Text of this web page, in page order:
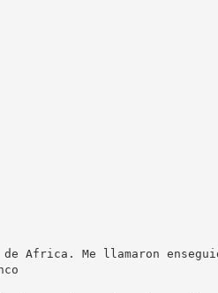
Africa. Me llamaron